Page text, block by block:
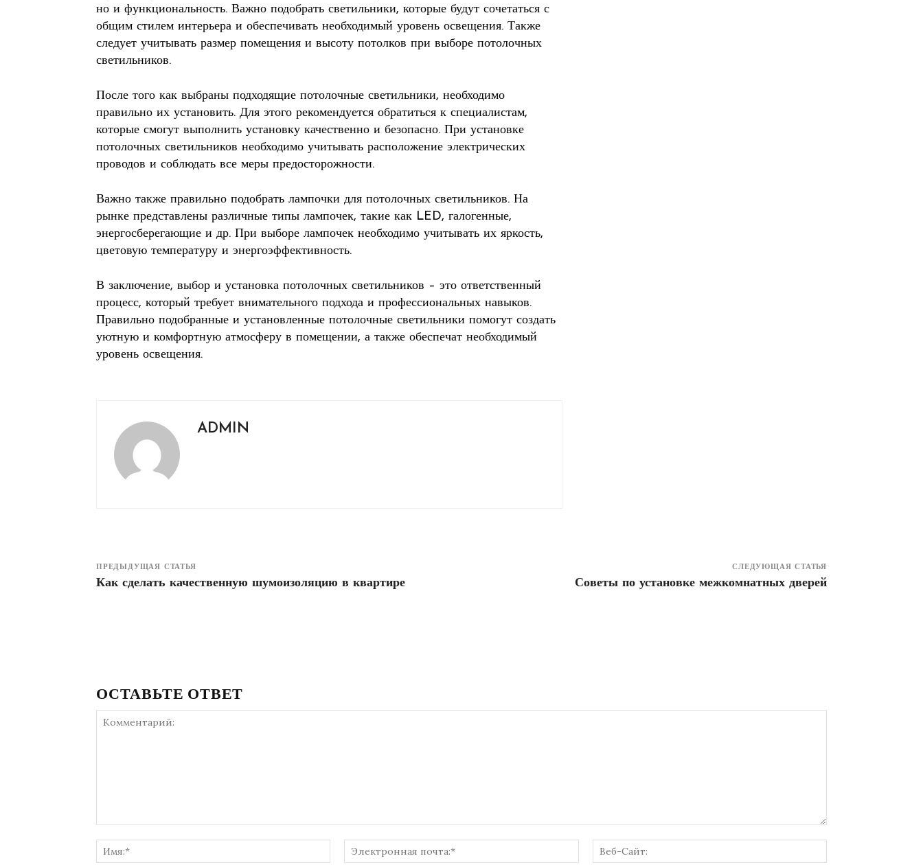
но и функциональность. Важно подобрать светильники, которые будут сочетаться с
общим стилем интерьера и обеспечивать необходимый уровень освещения. Также
следует учитывать размер помещения и высоту потолков при выборе потолочных
светильников.
После того как выбраны подходящие потолочные светильники, необходимо
правильно их установить. Для этого рекомендуется обратиться к специалистам,
которые смогут выполнить установку качественно и безопасно. При установке
потолочных светильников необходимо учитывать расположение электрических
проводов и соблюдать все меры предосторожности.
Важно также правильно подобрать лампочки для потолочных светильников. На
рынке представлены различные типы лампочек, такие как LED, галогенные,
энергосберегающие и др. При выборе лампочек необходимо учитывать их яркость,
цветовую температуру и энергоэффективность.
В заключение, выбор и установка потолочных светильников – это ответственный
процесс, который требует внимательного подхода и профессиональных навыков.
Правильно подобранные и установленные потолочные светильники помогут создать
уютную и комфортную атмосферу в помещении, а также обеспечат необходимый
уровень освещения.
ADMIN
ПРЕДЫДУЩАЯ СТАТЬЯ
Как сделать качественную шумоизоляцию в квартире
СЛЕДУЮЩАЯ СТАТЬЯ
Советы по установке межкомнатных дверей
ОСТАВЬТЕ ОТВЕТ
Имя:*
Электронная
почта:*
Сайт: